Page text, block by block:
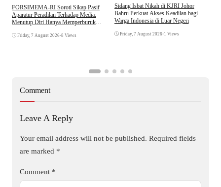
​FORSIMEMA-RI Soroti Sikap Pasif
Aparatur Peradilan Terhadap Media:
Menutup Diri Hanya Memperburuk
Friday, 7 August 2026•8 Views
Sidang Isbat Nikah di KJRI Johor
Bahru Perkuat Akses Keadilan bagi
Warga Indonesia di Luar Negeri
Friday, 7 August 2026•1 Views
Comment
Leave A Reply
Your email address will not be published. Required fields
are marked *
Comment *